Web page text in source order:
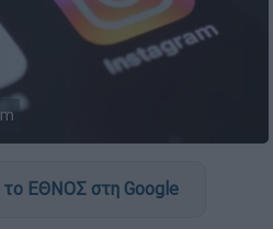
το ΕΘΝΟΣ στη Google